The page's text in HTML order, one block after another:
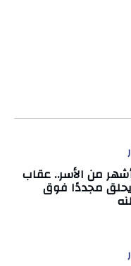
من الأسر.. عقاب
يحلق مجددًا فوق